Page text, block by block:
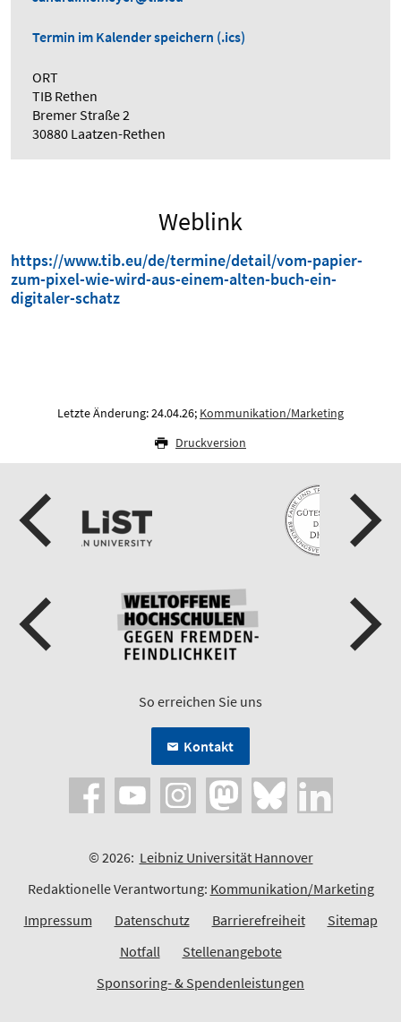
Termin im Kalender speichern (.ics)
ORT
TIB Rethen
Bremer Straße 2
30880 Laatzen-Rethen
Weblink
https://www.tib.eu/de/termine/detail/vom-papier-
zum-pixel-wie-wird-aus-einem-alten-buch-ein-
digitaler-schatz
Letzte Änderung: 24.04.26; Kommunikation/Marketing
Druckversion
So erreichen Sie uns
Kontakt
© 2026: Leibniz Universität Hannover
Redaktionelle Verantwortung: Kommunikation/Marketing
Impressum
Datenschutz Barrierefreiheit
Sitemap
Notfall
Stellenangebote
Sponsoring- & Spendenleistungen